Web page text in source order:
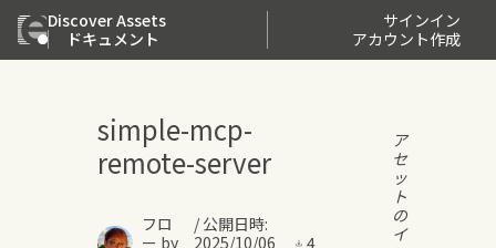
Discover Assets
ドキュメント
サインイン
アカウント作成
simple-mcp-
remote-server
フロ
ー by
/ 公開日時:
2025/10/06
4
ア
セ
ッ
ト
の
イ